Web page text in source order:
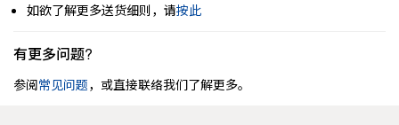
如欲了解更多送货细则，请按此
有更多问题?
参阅常见问题，或直接联络我们了解更多。